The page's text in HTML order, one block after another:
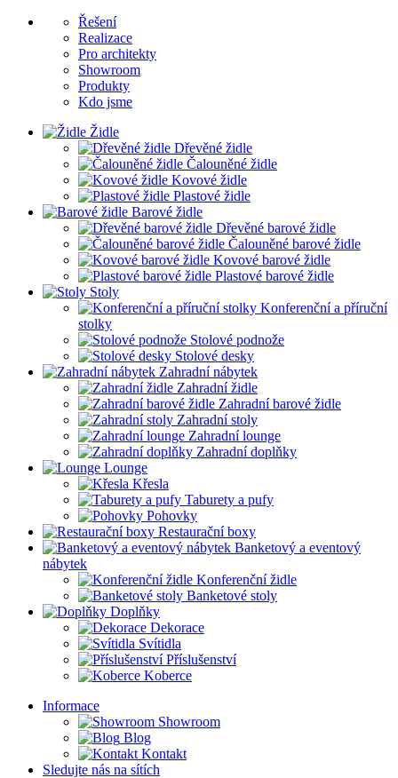
Řešení
Realizace
Pro architekty
Showroom
Produkty
Kdo jsme
Židle
Dřevěné židle
Čalouněné židle
Kovové židle
Plastové židle
Barové židle
Dřevěné barové židle
Čalouněné barové židle
Kovové barové židle
Plastové barové židle
Stoly
Konferenční a příruční
stolky
Stolové podnože
Stolové desky
Zahradní nábytek
Zahradní židle
Zahradní barové židle
Zahradní stoly
Zahradní lounge
Zahradní doplňky
Lounge
Křesla
Taburety a pufy
Pohovky
Restaurační boxy
Banketový a eventový
nábytek
Konferenční židle
Banketové stoly
Doplňky
Dekorace
Svítidla
Příslušenství
Koberce
Informace
Showroom
Blog
Kontakt
Sledujte nás na sítích